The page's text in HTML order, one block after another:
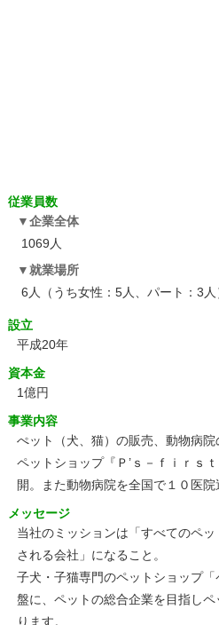
従業員数
企業全体
1069人
就業場所
6人（うち女性：5人、パート：3人
設立
平成20年
資本金
1億円
事業内容
ぺット（犬、猫）の販売、動物病院
ペットショップ『Ｐ’ｓ－ｆｉｒｓ
開。また動物病院を全国で１０医院
メッセージ
当社のミッションは「すべてのペ
される会社」になること。
子犬・子猫専門のペットショップ
盤に、ペットの総合企業を目指し
ります。